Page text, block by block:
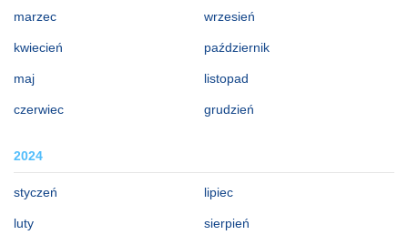
marzec
kwiecień
maj
czerwiec
wrzesień
październik
listopad
grudzień
2024
styczeń
luty
lipiec
sierpień